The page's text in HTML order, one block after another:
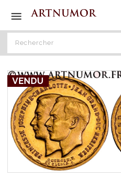

VENDU